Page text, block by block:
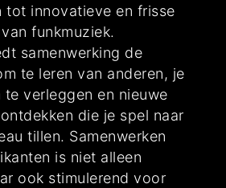
tot innovatieve en frisse
funkmuziek.
samenwerking de
te leren van anderen, je
te verleggen en nieuwe
die je spel naar
tillen. Samenwerken
is niet alleen
ook stimulerend voor